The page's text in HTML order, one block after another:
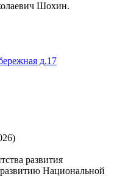
Шохин.
д.17
развития
Национальной